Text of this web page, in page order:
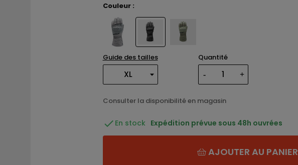
Couleur :
Guide des tailles Quantité
Consulter la disponibilité en magasin
 En stock Expédition prévue sous 48h ouvrées
AJOUTER AU PANIER